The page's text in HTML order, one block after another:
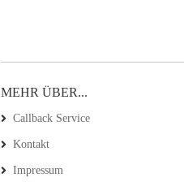
MEHR ÜBER...
Callback Service
Kontakt
Impressum